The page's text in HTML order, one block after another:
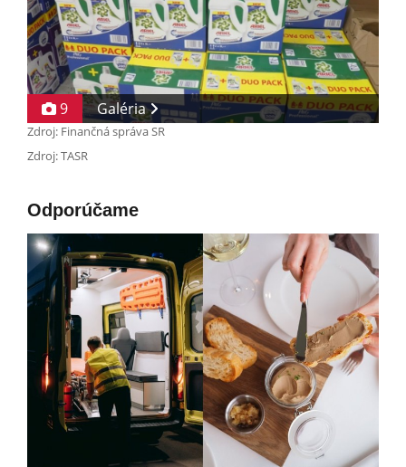
9 Galéria
Zdroj: Finančná správa SR
Zdroj: TASR
Odporúčame